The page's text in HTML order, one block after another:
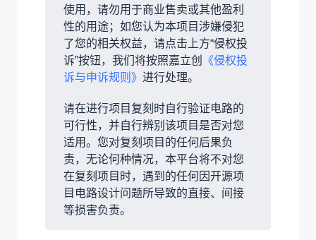
使用，请勿用于商业售卖或其他盈利
性的用途；如您认为本项目涉嫌侵犯
了您的相关权益，请点击上方“侵权投
诉”按钮，我们将按照嘉立创
《侵权投
诉与申诉规则》 进行处理。
请在进行项目复刻时自行验证电路的
可行性，并自行辨别该项目是否对您
适用。您对复刻项目的任何后果负
责，无论何种情况，本平台将不对您
在复刻项目时，遇到的任何因开源项
目电路设计问题所导致的直接、间接
等损害负责。